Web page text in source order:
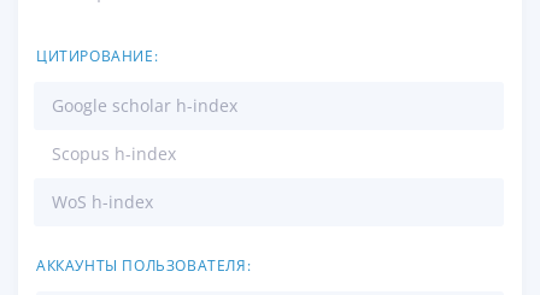
ЦИТИРОВАНИЕ:
Google scholar h-index
Scopus h-index
WoS h-index
АККАУНТЫ ПОЛЬЗОВАТЕЛЯ: